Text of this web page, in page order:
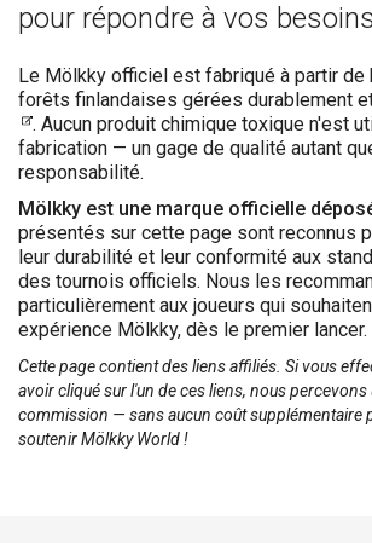
pour répondre à vos
Le Mölkky officiel est fabriqué à partir
forêts finlandaises gérées durablement
. Aucun produit chimique toxique n'est
fabrication — un gage de qualité autant
responsabilité.
Mölkky est une marque officielle
présentés sur cette page sont reconnus
leur durabilité et leur conformité aux
des tournois officiels. Nous les
particulièrement aux joueurs qui
expérience Mölkky, dès le premier lancer.
Cette page contient des liens affiliés. Si vous
avoir cliqué sur l'un de ces liens, nous percevons
commission — sans aucun coût supplémentaire
soutenir Mölkky World !